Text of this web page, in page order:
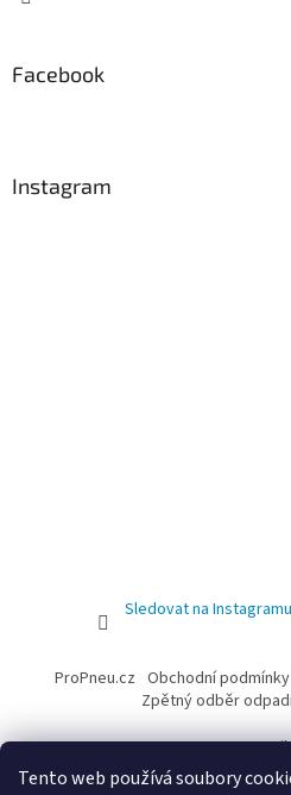
Tento web používá soubory
Facebook
Instagram
Sledovat na Instagramu
ProPneu.cz Obchodní podmínky
Zpětný odběr
e-mail